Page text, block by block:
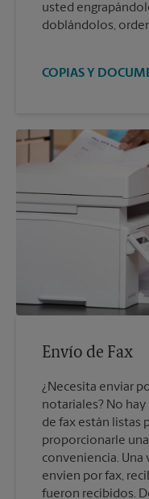
usted
doblándolos,
COPIAS Y
Envío de Fax
¿Necesita enviar
notariales? No
de fax están listas
proporcionarle
conveniencia. Una
envíen por fax,
fueron recibidos.